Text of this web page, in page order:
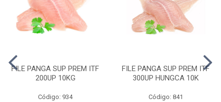
FILE PANGA SUP PREM ITF
200UP 10KG
Código: 934
FILE PANGA SUP PREM ITF
300UP HUNGCA 10K
Código: 841